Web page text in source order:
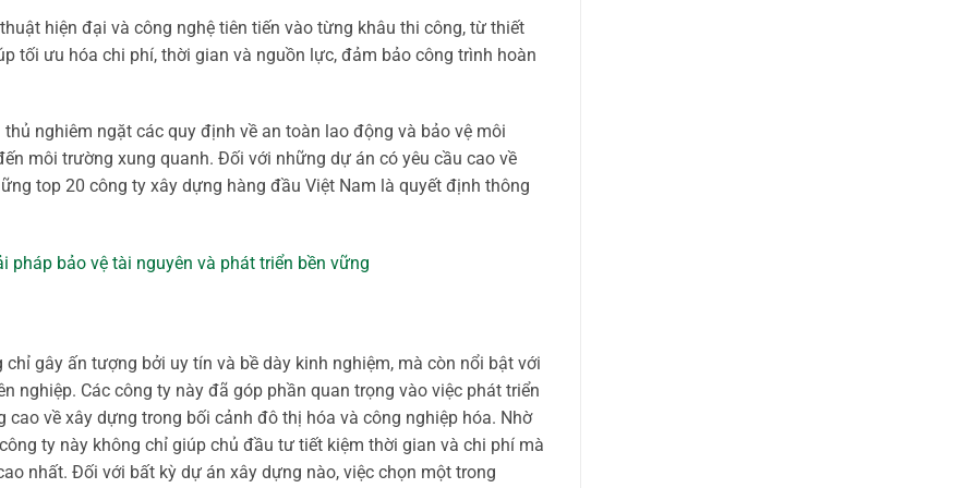
hiện đại và công nghệ tiên tiến vào từng khâu thi công, từ thiết
tối ưu hóa chi phí, thời gian và nguồn lực, đảm bảo công trình hoàn
nghiêm ngặt các quy định về an toàn lao động và bảo vệ môi
môi trường xung quanh. Đối với những dự án có yêu cầu cao về
top 20 công ty xây dựng hàng đầu Việt Nam là quyết định thông
pháp bảo vệ tài nguyên và phát triển bền vững
gây ấn tượng bởi uy tín và bề dày kinh nghiệm, mà còn nổi bật với
nghiệp. Các công ty này đã góp phần quan trọng vào việc phát triển
về xây dựng trong bối cảnh đô thị hóa và công nghiệp hóa. Nhờ
ty này không chỉ giúp chủ đầu tư tiết kiệm thời gian và chi phí mà
nhất. Đối với bất kỳ dự án xây dựng nào, việc chọn một trong